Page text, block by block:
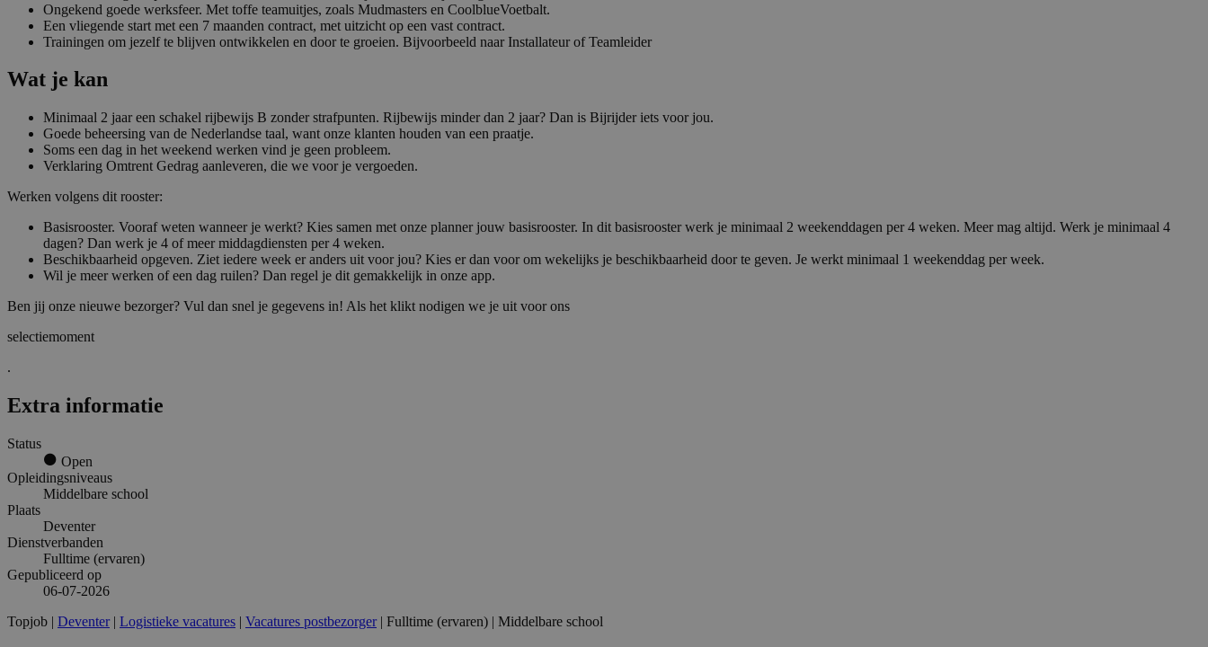
Ongekend goede werksfeer. Met toffe teamuitjes, zoals Mudmasters en CoolblueVoetbalt.
Een vliegende start met een 7 maanden contract, met uitzicht op een vast contract.
Trainingen om jezelf te blijven ontwikkelen en door te groeien. Bijvoorbeeld naar Installateur of Teamleider
Wat je kan
Minimaal 2 jaar een schakel rijbewijs B zonder strafpunten. Rijbewijs minder dan 2 jaar? Dan is Bijrijder iets voor jou.
Goede beheersing van de Nederlandse taal, want onze klanten houden van een praatje.
Soms een dag in het weekend werken vind je geen probleem.
Verklaring Omtrent Gedrag aanleveren, die we voor je vergoeden.
Werken volgens dit rooster:
Basisrooster. Vooraf weten wanneer je werkt? Kies samen met onze planner jouw basisrooster. In dit basisrooster werk je minimaal 2 weekenddagen per 4 weken. Meer mag altijd. Werk je minimaal 4
dagen? Dan werk je 4 of meer middagdiensten per 4 weken.
Beschikbaarheid opgeven. Ziet iedere week er anders uit voor jou? Kies er dan voor om wekelijks je beschikbaarheid door te geven. Je werkt minimaal 1 weekenddag per week.
Wil je meer werken of een dag ruilen? Dan regel je dit gemakkelijk in onze app.
Ben jij onze nieuwe bezorger? Vul dan snel je gegevens in! Als het klikt nodigen we je uit voor ons
selectiemoment
.
Extra informatie
Status
Open
Opleidingsniveaus
Middelbare school
Plaats
Deventer
Dienstverbanden
Fulltime (ervaren)
Gepubliceerd op
06-07-2026
Topjob | Deventer| Logistieke vacatures | Vacatures postbezorger| Fulltime (ervaren) | Middelbare school